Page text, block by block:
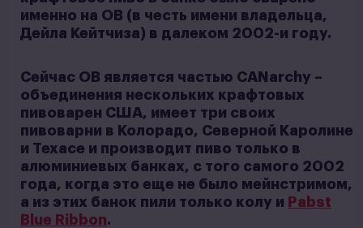
именно на OB (в честь имени владельца,
Дейла Кейтчиза) в далеком 2002-и году.
Сейчас OB является частью CANarchy –
объединения нескольких крафтовых
пивоварен США, имеет три своих
пивоварни в Колорадо, Северной Каролине
и Техасе и производит пиво только в
алюминиевых банках, с того самого 2002
года, когда это еще не было мейнстримом,
а из этих банок пили только колу и Pabst
Blue Ribbon.